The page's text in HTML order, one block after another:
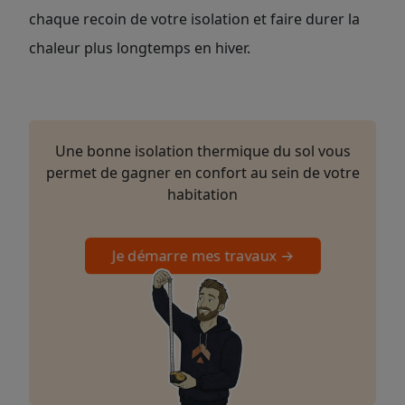
chaque recoin de votre isolation et faire durer la
chaleur plus longtemps en hiver.
Une bonne isolation thermique du sol vous
permet de gagner en confort au sein de votre
habitation
Je démarre mes travaux →